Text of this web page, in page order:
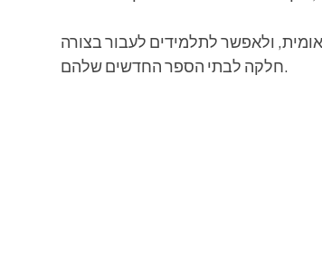
ולאפשר לתלמידים לעבור בצורה